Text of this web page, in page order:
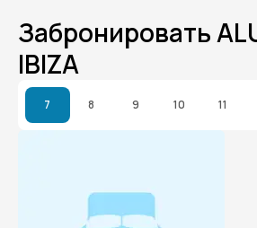
Забронировать
IBIZA
7 8 9 10 11